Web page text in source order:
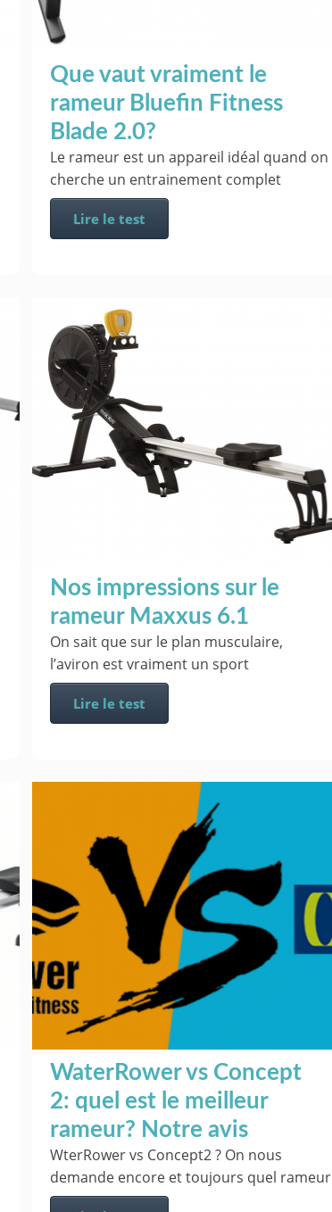
Que vaut vraiment le
rameur Bluefin Fitness
Blade 2.0?
Le rameur est un appareil idéal quand on
cherche un entrainement complet
Lire le test
Nos impressions sur le
rameur Maxxus 6.1
On sait que sur le plan musculaire,
l’aviron est vraiment un sport
Lire le test
WaterRower vs Concept
2: quel est le meilleur
rameur? Notre avis
WterRower vs Concept2 ? On nous
demande encore et toujours quel rameur